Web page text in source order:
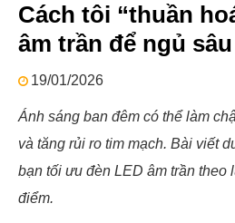
Cách tôi “thuần
âm trần để ngủ
19/01/2026
Ánh sáng ban đêm có thể làm
và tăng rủi ro tim mạch. Bài viết
bạn tối ưu đèn LED âm trần theo
điểm.